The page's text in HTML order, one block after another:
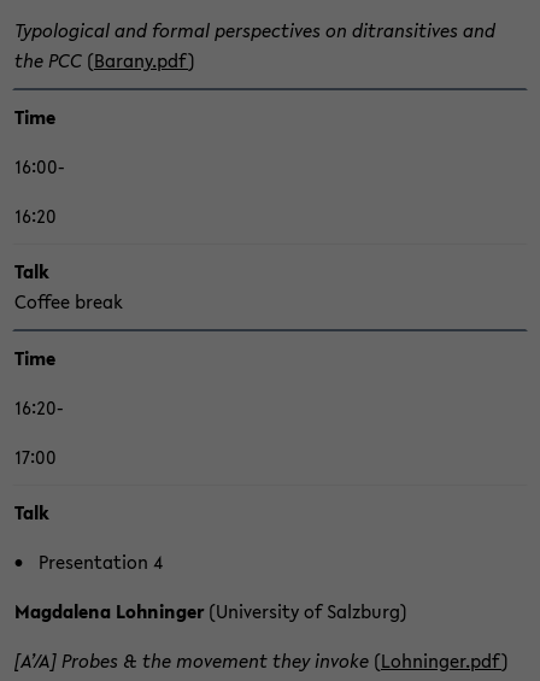
Ty­po­lo­gi­cal and for­mal per­spec­ti­ves on di­tran­si­ti­ves and
the PCC (Ba­ra­ny.pdf)
Time
16:00-
16:20
Talk
Cof­fee break
Time
16:20-
17:00
Talk
Pre­sen­ta­ti­on 4
Mag­da­le­na Lohnin­ger(Uni­ver­si­ty of Salz­burg)
[A’/A] Pro­bes & the mo­vement they in­vo­ke (Lohnin­ger.pdf)